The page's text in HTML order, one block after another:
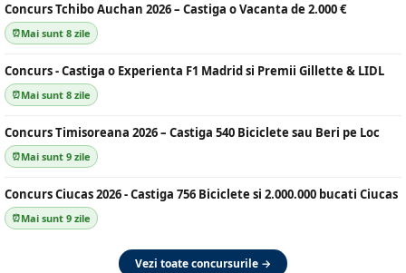
Concurs Tchibo Auchan 2026 – Castiga o Vacanta de 2.000 €
Mai sunt 8 zile
Concurs - Castiga o Experienta F1 Madrid si Premii Gillette & LIDL
Mai sunt 8 zile
Concurs Timisoreana 2026 – Castiga 540 Biciclete sau Beri pe Loc
Mai sunt 9 zile
Concurs Ciucas 2026 - Castiga 756 Biciclete si 2.000.000 bucati Ciucas
Mai sunt 9 zile
Vezi toate concursurile →